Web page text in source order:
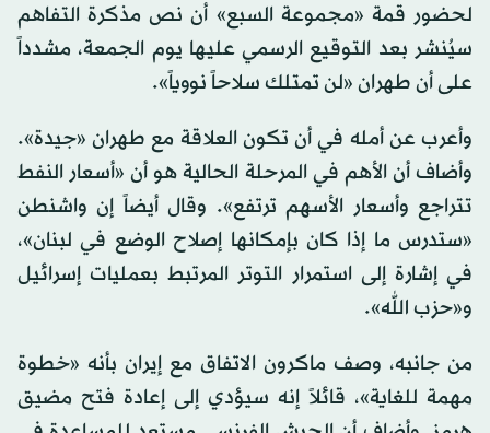
لحضور ‌قمة «مجموعة السبع» أن نص مذكرة التفاهم
سيُنشر بعد التوقيع ⁠الرسمي ‌عليها يوم ‌الجمعة، مشدداً
على أن طهران «لن تمتلك سلاحاً نووياً».
وأعرب عن أمله في أن تكون العلاقة مع طهران «جيدة».
وأضاف أن الأهم في المرحلة الحالية هو أن «أسعار النفط
تتراجع وأسعار الأسهم ترتفع». وقال أيضاً إن واشنطن
«ستدرس ما إذا كان بإمكانها إصلاح الوضع في لبنان»،
في إشارة إلى استمرار التوتر المرتبط بعمليات إسرائيل
و«حزب الله».
من جانبه، وصف ماكرون الاتفاق مع إيران بأنه «خطوة
مهمة للغاية»، قائلاً إنه سيؤدي إلى إعادة فتح مضيق